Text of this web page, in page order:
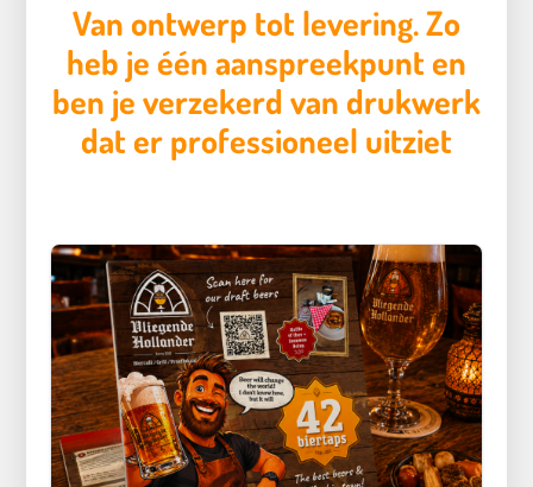
Van ontwerp tot levering. Zo
heb je één aanspreekpunt en
ben je verzekerd van drukwerk
dat er professioneel uitziet